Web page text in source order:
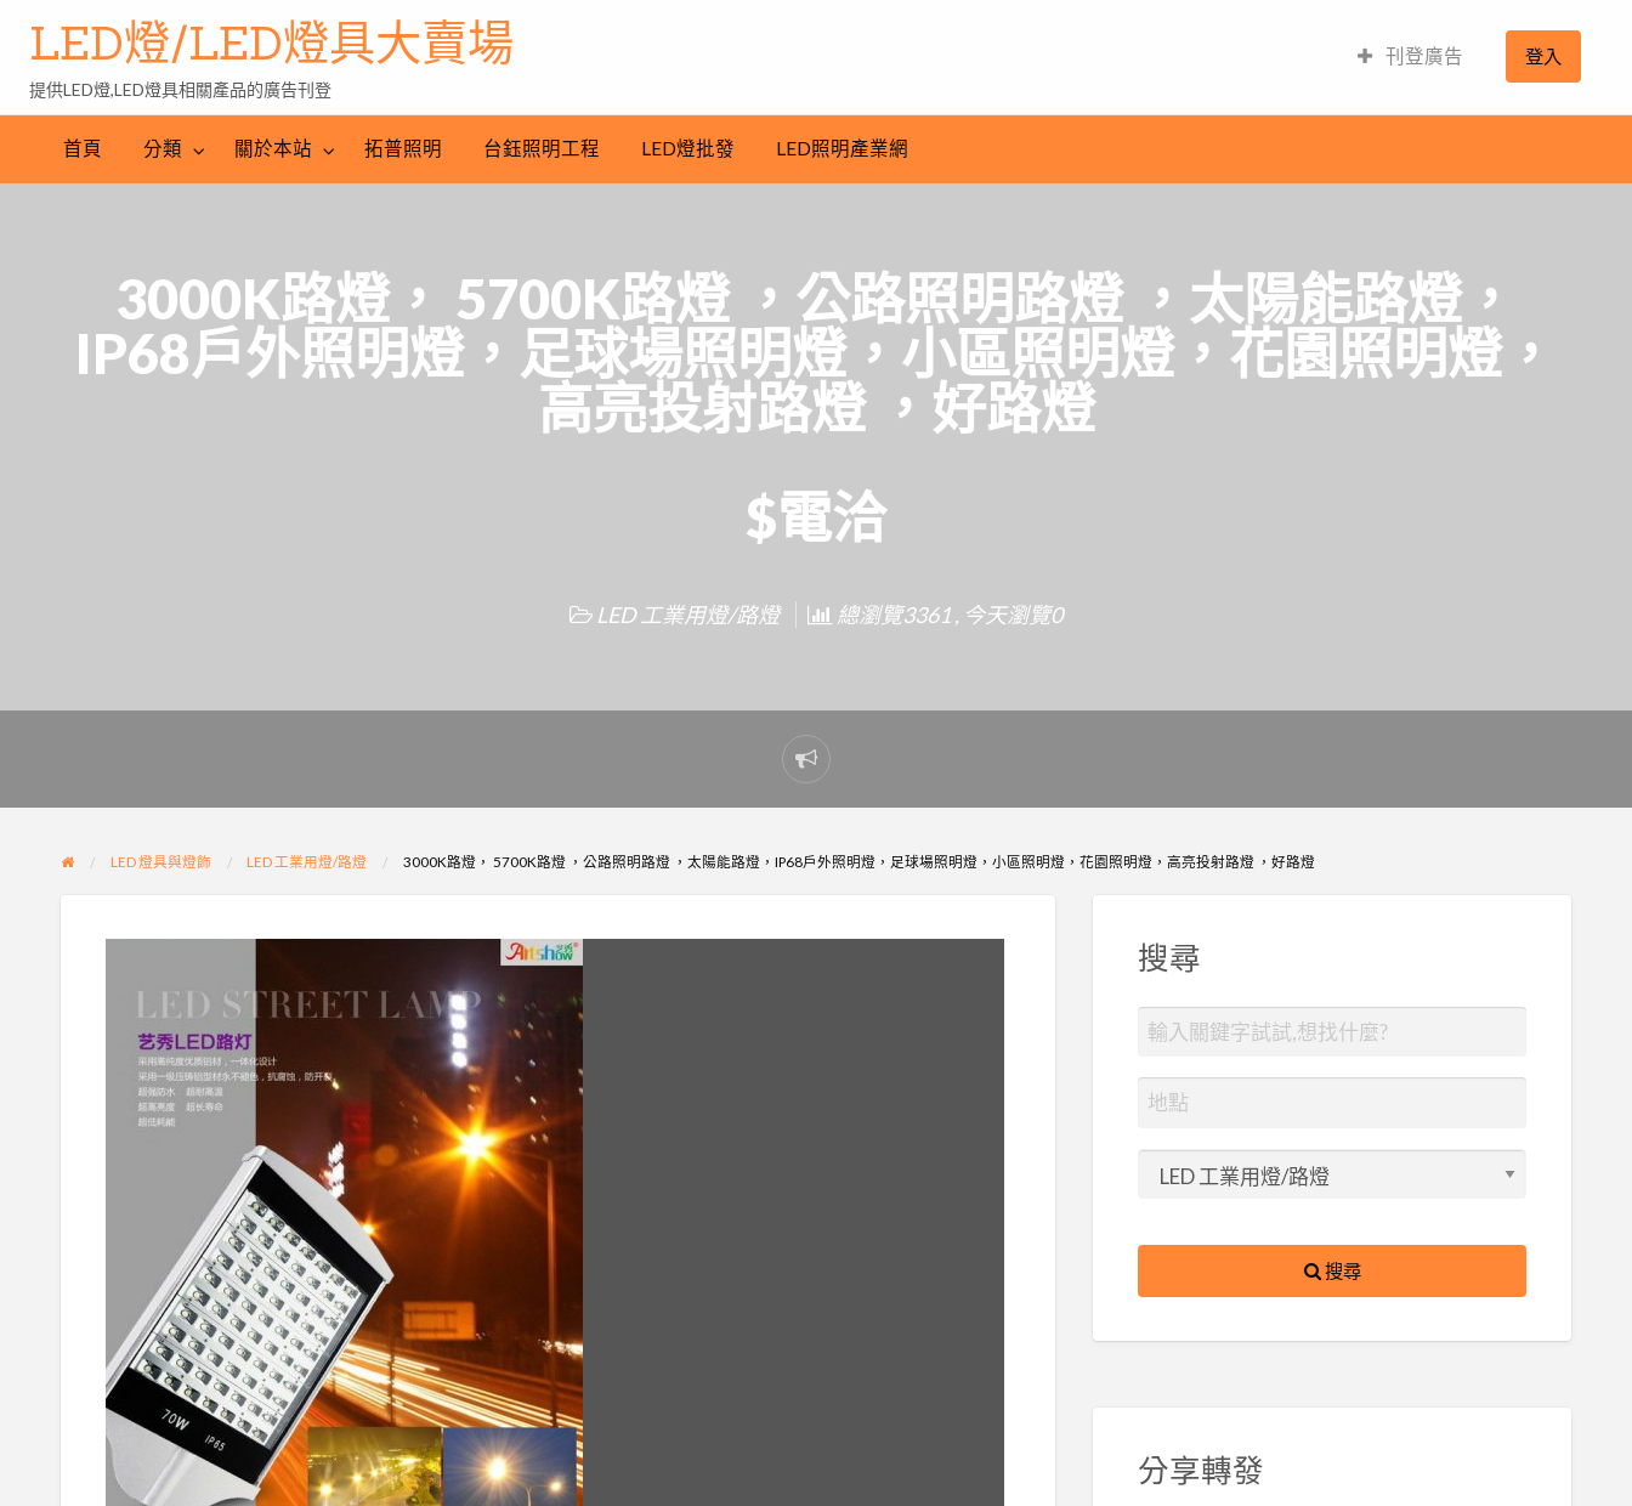
LED
批
LED
照
產
LED燈/LED燈具大賣場
提供LED燈,LED燈具相關產品的廣告刊登
刊登廣告 登入
首頁 分類 關於本站 拓普照明 台鈺照明工程 LED燈批發 LED照明產業網
3000K路燈， 5700K路燈 ，公路照明路燈 ，太陽能路燈，
IP68戶外照明燈，足球場照明燈，小區照明燈，花園照明燈，
高亮投射路燈 ，好路燈
$電洽
LED 工業用燈/路燈 總瀏覽3361 , 今天瀏覽0
Report
problem
LED 燈具與燈飾 LED 工業用燈/路燈 3000K路燈， 5700K路燈 ，公路照明路燈 ，太陽能路燈，IP68戶外照明燈，足球場照明燈，小區照明燈，花園照明燈，高亮投射路燈 ，好路燈
搜尋
搜尋
分享轉發